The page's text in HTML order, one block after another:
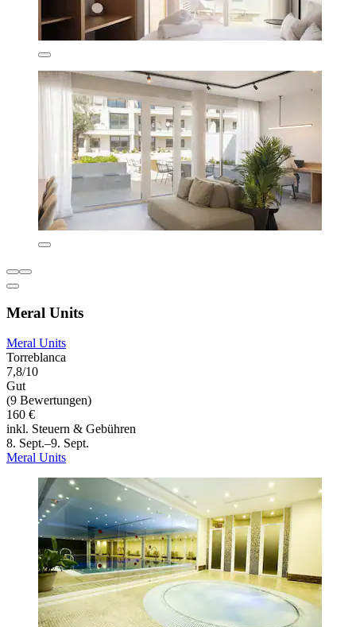
Meral Units
Meral Units
Torreblanca
7,8/10
Gut
(9 Bewertungen)
160 €
inkl. Steuern & Gebühren
8. Sept.–9. Sept.
Meral Units